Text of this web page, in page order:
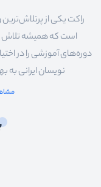
راکت یکی از
است که همیشه تلاش
دوره‌های آموزشی را در
نویسان ایرانی